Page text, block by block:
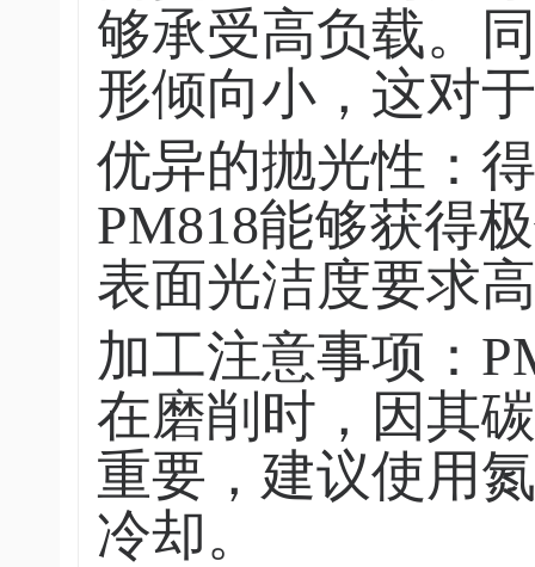
够承受高负载。
形倾向小，这对
优异的抛光性：
PM818能够获得
表面光洁度要求
加工注意事项：
在磨削时，因其
重要，建议使用
冷却。